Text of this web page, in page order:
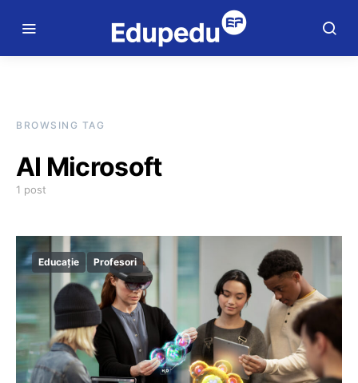
BROWSING TAG
AI Microsoft
1 post
Educație Profesori